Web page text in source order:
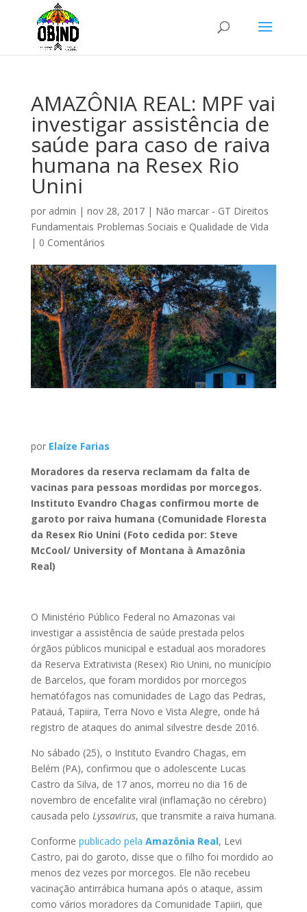
AMAZÔNIA REAL: MPF vai
investigar assistência de
saúde para caso de raiva
humana na Resex Rio
Unini
por admin | nov 28, 2017| Não marcar - GT Direitos
Fundamentais Problemas Sociais e Qualidade de Vida
| 0 Comentários
por Elaíze Farias
Moradores da reserva reclamam da falta de
vacinas para pessoas mordidas por morcegos.
Instituto Evandro Chagas confirmou morte de
garoto por raiva humana (Comunidade Floresta
da Resex Rio Unini (Foto cedida por: Steve
McCool/ University of Montana à Amazônia
Real)
O Ministério Público Federal no Amazonas vai
investigar a assistência de saúde prestada pelos
órgãos públicos municipal e estadual aos moradores
da Reserva Extrativista (Resex) Rio Unini, no município
de Barcelos, que foram mordidos por morcegos
hematófagos nas comunidades de Lago das Pedras,
Patauá, Tapiira, Terra Novo e Vista Alegre, onde há
registro de ataques do animal silvestre desde 2016.
No sábado (25), o Instituto Evandro Chagas, em
Belém (PA), confirmou que o adolescente Lucas
Castro da Silva, de 17 anos, morreu no dia 16 de
novembro de encefalite viral (inflamação no cérebro)
causada pelo Lyssavirus, que transmite a raiva humana.
Conforme publicado pela Amazônia Real, Levi
Castro, pai do garoto, disse que o filho foi mordido ao
menos dez vezes por morcegos. Ele não recebeu
vacinação antirrábica humana após o ataque, assim
como vários moradores da Comunidade Tapiiri, que